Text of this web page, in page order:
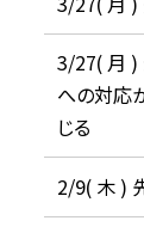
3/27( 月 )
への対応
じる
2/9( 木 )